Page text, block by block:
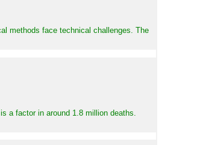
methods face technical challenges. The
a factor in around 1.8 million deaths.